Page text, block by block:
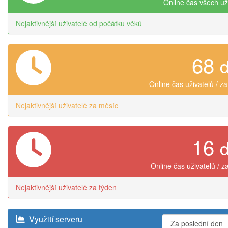
Nejaktivnější uživatelé od počátku věků
68
Online čas uživatelů /
Nejaktivnější uživatelé za měsíc
16
Online čas uživatelů /
Nejaktivnější uživatelé za týden
Využití serveru